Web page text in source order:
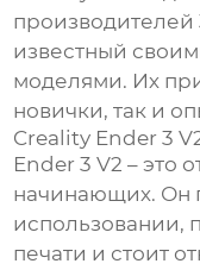
известный
моделями. Их
новички, так и
Creality Ender 3
Ender 3 V2 – это
начинающих. Он
использовании,
печати и стоит